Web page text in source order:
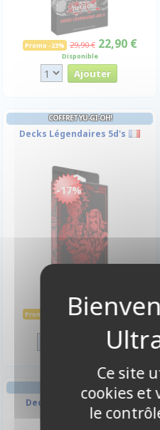
Promo -23% 29,90 € 22,90 €
Disponible
COFFRET YU-GI-OH!
Decks Légendaires 5d's
-17%
Promo -17% 29,90 € 24,90 €
COFFRET YU-GI-OH!
Decks Légendaires 2
Ce site
cookies et
le